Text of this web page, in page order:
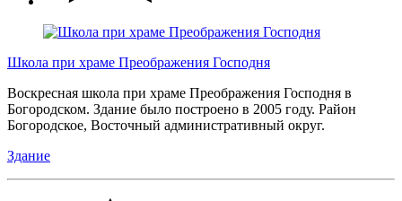
Школа при храме Преображения Господня
Воскресная школа при храме Преображения Господня в
Богородском. Здание было построено в 2005 году. Район
Богородское, Восточный административный округ.
Здание